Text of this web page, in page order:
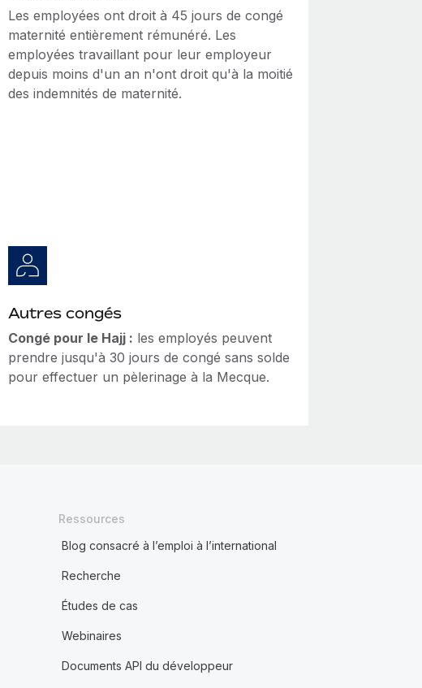
Les employées ont droit à 45 jours de congé
maternité entièrement rémunéré. Les
employées travaillant pour leur employeur
depuis moins d'un an n'ont droit qu'à la moitié
des indemnités de maternité.
Autres congés
Congé pour le Hajj : les employés peuvent
prendre jusqu'à 30 jours de congé sans solde
pour effectuer un pèlerinage à la Mecque.
Ressources
Blog consacré à l’emploi à l’international
Recherche
Études de cas
Webinaires
Documents API du développeur